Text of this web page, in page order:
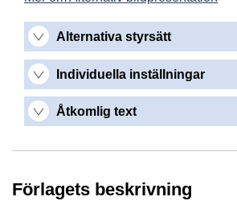
Alternativa styrsätt
Individuella inställningar
Åtkomlig text
Förlagets beskrivning